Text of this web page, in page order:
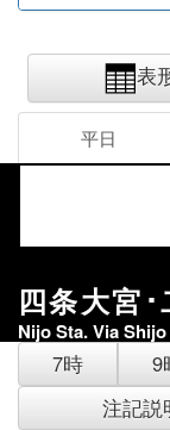
表
平日
四条大宮･
Nijo Sta. Via
7時 9
注記説